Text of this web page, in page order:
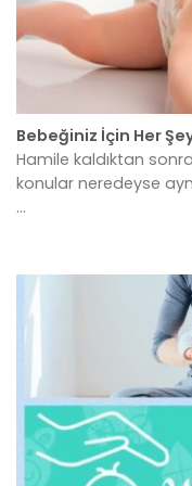
Bebeğiniz İçin Her
Hamile kaldıktan
konular neredeyse
...